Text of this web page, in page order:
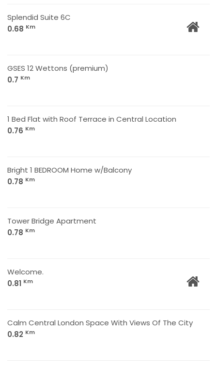
Splendid Suite 6C
0.68 Km
GSES 12 Wettons (premium)
0.7 Km
1 Bed Flat with Roof Terrace in Central Location
0.76 Km
Bright 1 BEDROOM Home w/Balcony
0.78 Km
Tower Bridge Apartment
0.78 Km
Welcome.
0.81 Km
Calm Central London Space With Views Of The City
0.82 Km